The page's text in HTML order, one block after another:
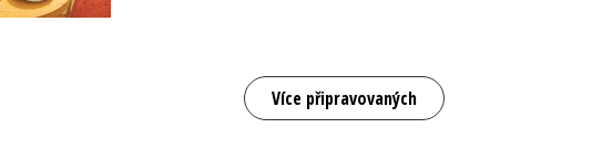
Více připravovaných